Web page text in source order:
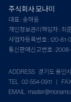
주식회사 모나미
대표 : 송하윤
개인정보관리책임자 : 최
사업자등록번호 : 120-81-
통신판매신고번호 :
ADDRESS 경기도 용인
TEL 02-554-0911 |
EMAIL